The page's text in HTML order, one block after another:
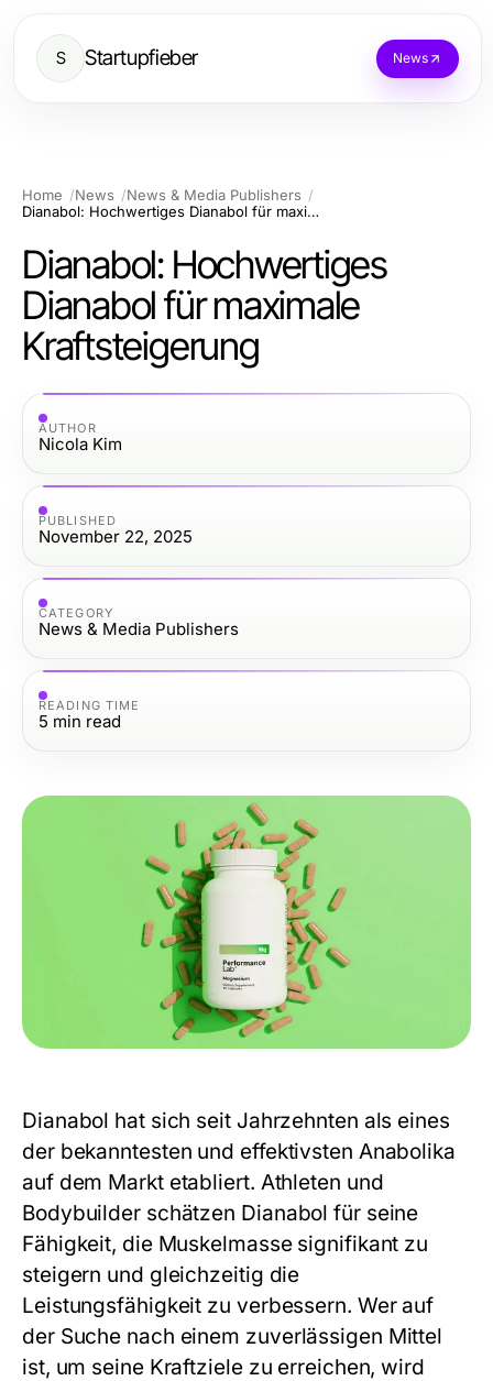
S Startupfieber News
Home News
News & Media Publishers
Dianabol: Hochwertiges Dianabol für maximale Kraftsteigerung
Dianabol: Hochwertiges
Dianabol für maximale
Kraftsteigerung
AUTHOR
Nicola Kim
PUBLISHED
November 22, 2025
CATEGORY
News & Media Publishers
READING TIME
5 min read
Dianabol hat sich seit Jahrzehnten als eines
der bekanntesten und effektivsten Anabolika
auf dem Markt etabliert. Athleten und
Bodybuilder schätzen Dianabol für seine
Fähigkeit, die Muskelmasse signifikant zu
steigern und gleichzeitig die
Leistungsfähigkeit zu verbessern. Wer auf
der Suche nach einem zuverlässigen Mittel
ist, um seine Kraftziele zu erreichen, wird